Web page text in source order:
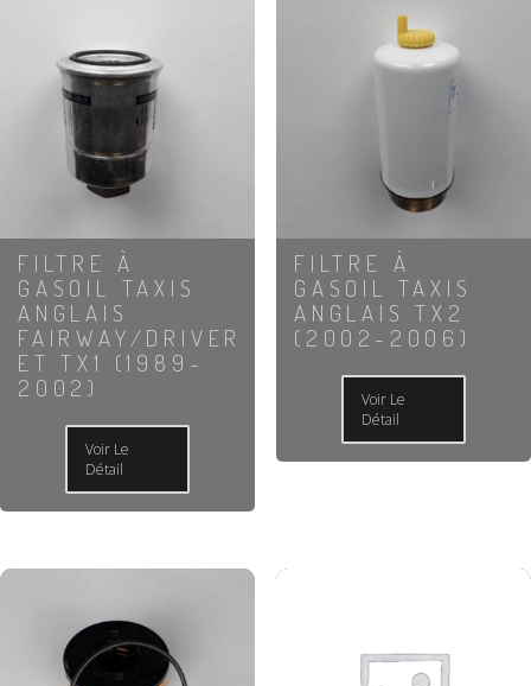
FILTRE À
GASOIL TAXIS
ANGLAIS
FAIRWAY/DRIVER
ET TX1 (1989-
2002)
Voir Le
Détail
FILTRE À
GASOIL TAXIS
ANGLAIS TX2
(2002-2006)
Voir Le
Détail